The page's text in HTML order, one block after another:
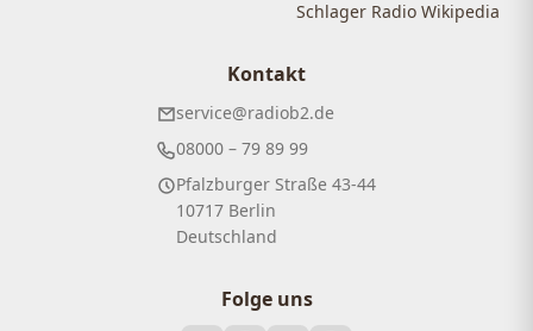
Schlager Radio Wikipedia
Kontakt
service@radiob2.de
08000 – 79 89 99
Pfalzburger Straße 43-44
10717 Berlin
Deutschland
Folge uns